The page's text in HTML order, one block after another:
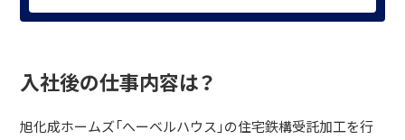
入社後の仕事内容は？
旭化成ホームズ「へーベルハウス」の住宅鉄構受託加工を行